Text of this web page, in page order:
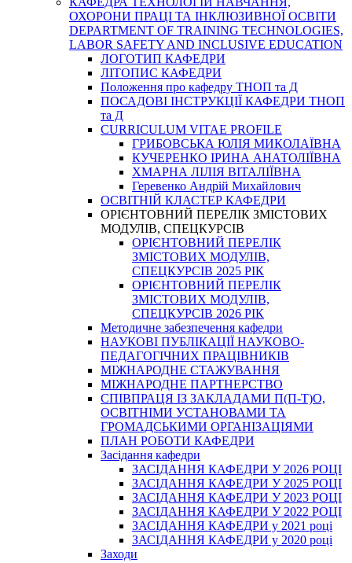
ОХОРОНИ ПРАЦІ ТА ІНКЛЮЗИВНОЇ ОСВІТИ
DEPARTMENT OF TRAINING TECHNOLOGIES,
LABOR SAFETY AND INCLUSIVE EDUCATION
ЛОГОТИП КАФЕДРИ
ЛІТОПИС КАФЕДРИ
Положення про кафедру ТНОП та Д
ПОСАДОВІ ІНСТРУКЦІЇ КАФЕДРИ ТНОП
та Д
CURRICULUM VITAE PROFILE
ГРИБОВСЬКА ЮЛІЯ МИКОЛАЇВНА
КУЧЕРЕНКО ІРИНА АНАТОЛІЇВНА
ХМАРНА ЛІЛІЯ ВІТАЛІЇВНА
Геревенко Андрій Михайлович
ОСВІТНІЙ КЛАСТЕР КАФЕДРИ
ОРІЄНТОВНИЙ ПЕРЕЛІК ЗМІСТОВИХ
МОДУЛІВ, СПЕЦКУРСІВ
ОРІЄНТОВНИЙ ПЕРЕЛІК
ЗМІСТОВИХ МОДУЛІВ,
СПЕЦКУРСІВ 2025 РІК
ОРІЄНТОВНИЙ ПЕРЕЛІК
ЗМІСТОВИХ МОДУЛІВ,
СПЕЦКУРСІВ 2026 РІК
Методичне забезпечення кафедри
НАУКОВІ ПУБЛІКАЦІЇ НАУКОВО-
ПЕДАГОГІЧНИХ ПРАЦІВНИКІВ
МІЖНАРОДНЕ СТАЖУВАННЯ
МІЖНАРОДНЕ ПАРТНЕРСТВО
СПІВПРАЦЯ ІЗ ЗАКЛАДАМИ П(П-Т)О,
ОСВІТНІМИ УСТАНОВАМИ ТА
ГРОМАДСЬКИМИ ОРГАНІЗАЦІЯМИ
ПЛАН РОБОТИ КАФЕДРИ
Засідання кафедри
ЗАСІДАННЯ КАФЕДРИ У 2026 РОЦІ
ЗАСІДАННЯ КАФЕДРИ У 2025 РОЦІ
ЗАСІДАННЯ КАФЕДРИ У 2023 РОЦІ
ЗАСІДАННЯ КАФЕДРИ У 2022 РОЦІ
ЗАСІДАННЯ КАФЕДРИ у 2021 році
ЗАСІДАННЯ КАФЕДРИ у 2020 році
Заходи